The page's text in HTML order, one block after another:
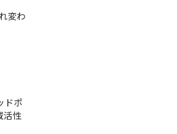
変わ
ドポ
活性